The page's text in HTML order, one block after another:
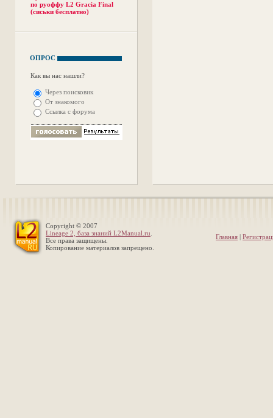
по руоффу L2 Gracia Final
(сиськи бесплатно)
ОПРОС
Как вы нас нашли?
Через поисковик
От знакомого
Ссылка с форума
Copyright © 2007
Lineage 2, база знаний L2Manual.ru
Все права защищены.
Копирование материалов запрещено.
Главная |